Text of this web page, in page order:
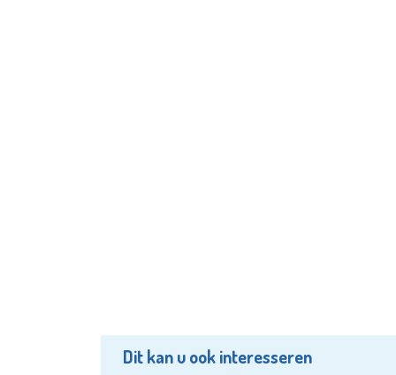
Dit kan u ook interesseren